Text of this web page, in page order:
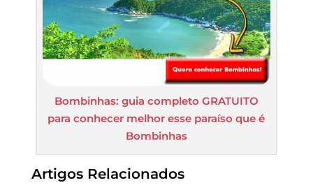
Bombinhas: guia completo GRATUITO
para conhecer melhor esse paraíso que é
Bombinhas
Artigos Relacionados